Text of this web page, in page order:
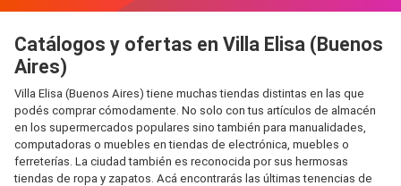
Catálogos y ofertas en Villa Elisa (Buenos
Aires)
Villa Elisa (Buenos Aires) tiene muchas tiendas distintas en las que
podés comprar cómodamente. No solo con tus artículos de almacén
en los supermercados populares sino también para manualidades,
computadoras o muebles en tiendas de electrónica, muebles o
ferreterías. La ciudad también es reconocida por sus hermosas
tiendas de ropa y zapatos. Acá encontrarás las últimas tenencias de